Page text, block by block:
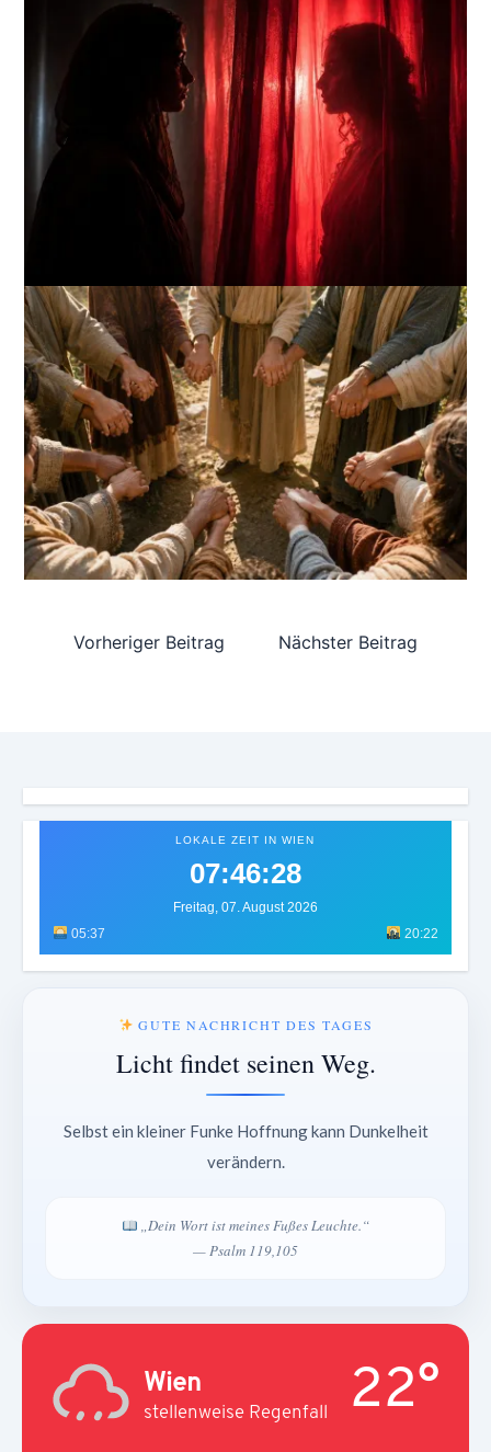
Vorheriger Beitrag Nächster Beitrag
LOKALE ZEIT IN WIEN
07:46:31
Freitag, 07. August 2026
05:37
20:22
GUTE NACHRICHT DES TAGES
Licht findet seinen Weg.
Selbst ein kleiner Funke Hoffnung kann Dunkelheit
verändern.
„Dein Wort ist meines Fußes Leuchte.“
— Psalm 119,105
Wien
stellenweise Regenfall 22°